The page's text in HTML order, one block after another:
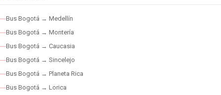
Bus Bogotá → Medellín
Bus Bogotá → Montería
Bus Bogotá → Caucasia
Bus Bogotá → Sincelejo
Bus Bogotá → Planeta Rica
Bus Bogotá → Lorica